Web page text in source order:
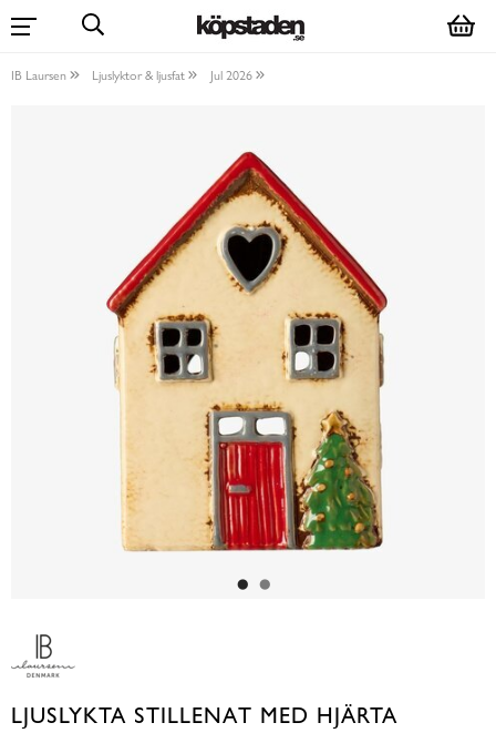
IB Laursen Ljuslyktor & ljusfat Jul 2026
LJUSLYKTA STILLENAT MED HJÄRTA